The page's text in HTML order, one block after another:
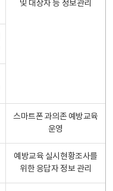
및 대상자 등 정보관리
스마트폰 과의존 예방교육
운영
예방교육 실시현황조사를
위한 응답자 정보 관리